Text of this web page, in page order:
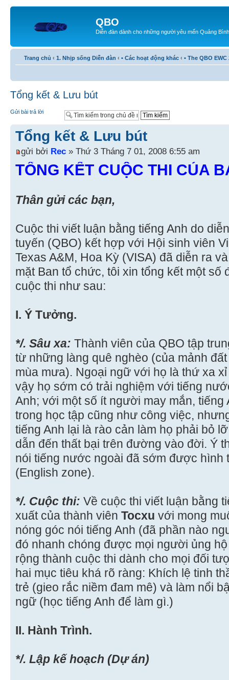
QBO
Diễn đàn dành cho những người yêu mến Quảng Bình
Trang chủ ‹ 1. Nhịp sống Diễn đàn ‹ • Các hoạt động khác ‹ • The QBO EWC
Tổng kết & Lưu bút
Gửi bài trả lời
Tổng kết & Lưu bút
gửi bởi Rec » Thứ 3 Tháng 7 01, 2008 6:55 am
TỔNG KẾT CUỘC THI CỦA
Thân gửi các bạn,
Cuộc thi viết luận bằng tiếng Anh do
tuyến (QBO) kết hợp với Hội sinh viên
Texas A&M, Hoa Kỳ (VISA) đã diễn ra
mặt Ban tổ chức, tôi xin tổng kết một số
cuộc thi như sau:
I. Ý Tưởng.
*/. Sâu xa: Thành viên của QBO tập
từ những làng quê nghèo (của mảnh
mùa mưa). Ngoại ngữ với họ là thứ xa
vậy họ sớm có trải nghiệm với tiếng
Anh; với một số ít người may mắn, tiếng
trong học tập cũng như công việc,
tiếng Anh lại là rào cản làm họ phải bỏ
dẫn đến thất bại trên đường vào đời. Ý
nói tiếng nước ngoài đã sớm được hình
(English zone).
*/. Cuộc thi: Về cuộc thi viết luận bằng
xuất của thành viên Tocxu với mong
nóng góc nói tiếng Anh (đã phần nào
đó nhanh chóng được mọi người ủng
rộng thành cuộc thi dành cho mọi đối
hai mục tiêu khá rõ ràng: Khích lệ tinh
trẻ (gieo rắc niềm đam mê) và làm nổi
ngữ (học tiếng Anh để làm gì.)
II. Hành Trình.
*/. Lập kế hoạch (Dự án)